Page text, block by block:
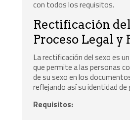
con todos los requisitos.
Rectificación del
Proceso Legal y
La rectificación del sexo es
que permite a las personas
de su sexo en los
reflejando así su identidad de
Requisitos: